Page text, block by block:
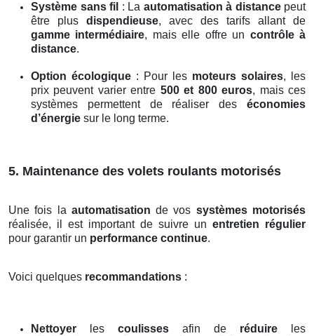
Système sans fil : La automatisation à distancepeut
être plus dispendieuse, avec des tarifs allant de
gamme intermédiaire, mais elle offre un contrôle à
distance.
Option écologique : Pour les moteurs solaires, les
prix peuvent varier entre 500 et 800 euros, mais ces
systèmes permettent de réaliser des économies
d’énergie sur le long terme.
5. Maintenance des volets roulants motorisés
Une fois la automatisation de vos systèmes motorisés
réalisée, il est important de suivre un entretien régulier
pour garantir un performance continue.
Voici quelques recommandations :
Nettoyer les coulisses afin de réduire les